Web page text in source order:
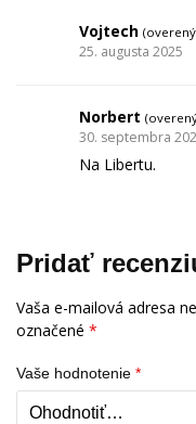
Vojtech
25. augusta 2025
Norbert
30. septembra
Na Libertu.
Pridať
Vaša e-mailová adresa
označené *
Vaše hodnotenie *